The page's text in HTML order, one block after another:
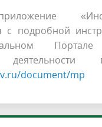
с подробной
Портале
document/mp